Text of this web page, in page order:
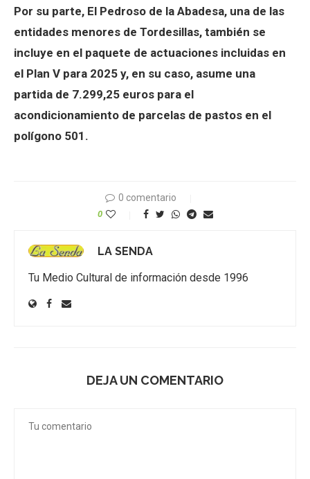
Por su parte, El Pedroso de la Abadesa, una de las
entidades menores de Tordesillas, también se
incluye en el paquete de actuaciones incluidas en
el Plan V para 2025 y, en su caso, asume una
partida de 7.299,25 euros para el
acondicionamiento de parcelas de pastos en el
polígono 501.
0 comentario
0
LA SENDA
Tu Medio Cultural de información desde 1996
DEJA UN COMENTARIO